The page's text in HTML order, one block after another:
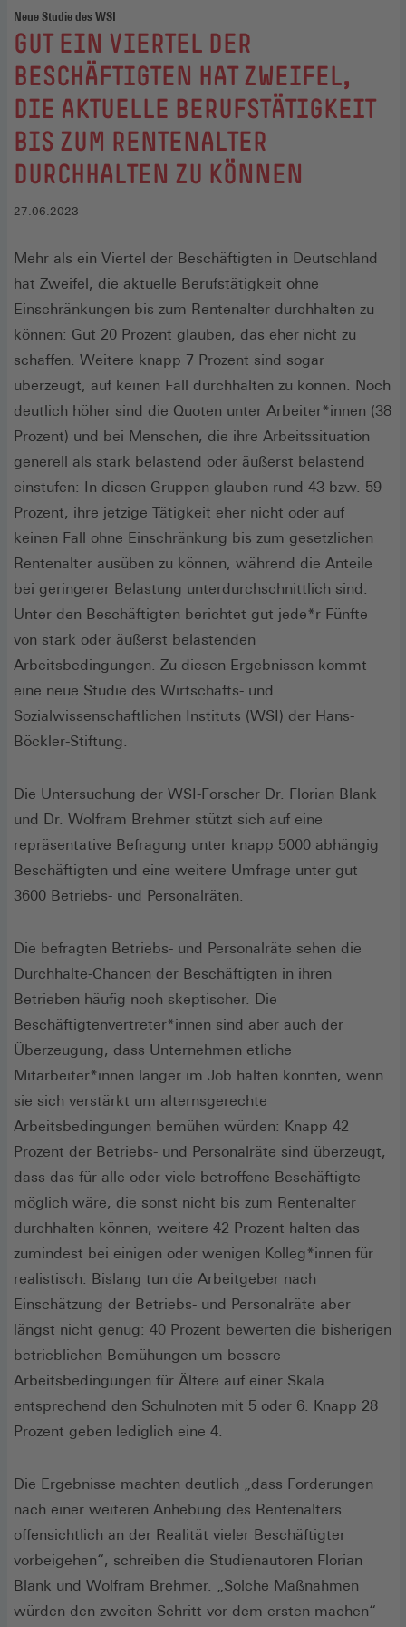
Neue Studie des WSI
:
GUT EIN VIERTEL DER
BESCHÄFTIGTEN HAT ZWEIFEL,
DIE AKTUELLE BERUFSTÄTIGKEIT
BIS ZUM RENTENALTER
DURCHHALTEN ZU KÖNNEN
27.06.2023
Mehr als ein Viertel der Beschäftigten in Deutschland
hat Zweifel, die aktuelle Berufstätigkeit ohne
Einschränkungen bis zum Rentenalter durchhalten zu
können: Gut 20 Prozent glauben, das eher nicht zu
schaffen. Weitere knapp 7 Prozent sind sogar
überzeugt, auf keinen Fall durchhalten zu können. Noch
deutlich höher sind die Quoten unter Arbeiter*innen (38
Prozent) und bei Menschen, die ihre Arbeitssituation
generell als stark belastend oder äußerst belastend
einstufen: In diesen Gruppen glauben rund 43 bzw. 59
Prozent, ihre jetzige Tätigkeit eher nicht oder auf
keinen Fall ohne Einschränkung bis zum gesetzlichen
Rentenalter ausüben zu können, während die Anteile
bei geringerer Belastung unterdurchschnittlich sind.
Unter den Beschäftigten berichtet gut jede*r Fünfte
von stark oder äußerst belastenden
Arbeitsbedingungen. Zu diesen Ergebnissen kommt
eine neue Studie des Wirtschafts- und
Sozialwissenschaftlichen Instituts (WSI) der Hans-
Böckler-Stiftung.
Die Untersuchung der WSI-Forscher Dr. Florian Blank
und Dr. Wolfram Brehmer stützt sich auf eine
repräsentative Befragung unter knapp 5000 abhängig
Beschäftigten und eine weitere Umfrage unter gut
3600 Betriebs- und Personalräten.
Die befragten Betriebs- und Personalräte sehen die
Durchhalte-Chancen der Beschäftigten in ihren
Betrieben häufig noch skeptischer. Die
Beschäftigtenvertreter*innen sind aber auch der
Überzeugung, dass Unternehmen etliche
Mitarbeiter*innen länger im Job halten könnten, wenn
sie sich verstärkt um alternsgerechte
Arbeitsbedingungen bemühen würden: Knapp 42
Prozent der Betriebs- und Personalräte sind überzeugt,
dass das für alle oder viele betroffene Beschäftigte
möglich wäre, die sonst nicht bis zum Rentenalter
durchhalten können, weitere 42 Prozent halten das
zumindest bei einigen oder wenigen Kolleg*innen für
realistisch. Bislang tun die Arbeitgeber nach
Einschätzung der Betriebs- und Personalräte aber
längst nicht genug: 40 Prozent bewerten die bisherigen
betrieblichen Bemühungen um bessere
Arbeitsbedingungen für Ältere auf einer Skala
entsprechend den Schulnoten mit 5 oder 6. Knapp 28
Prozent geben lediglich eine 4.
Die Ergebnisse machten deutlich „dass Forderungen
nach einer weiteren Anhebung des Rentenalters
offensichtlich an der Realität vieler Beschäftigter
vorbeigehen“, schreiben die Studienautoren Florian
Blank und Wolfram Brehmer. „Solche Maßnahmen
würden den zweiten Schritt vor dem ersten machen“